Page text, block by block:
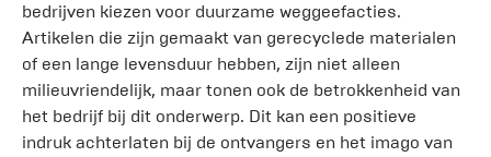
bedrijven kiezen voor duurzame weggeefacties.
Artikelen die zijn gemaakt van gerecyclede materialen
of een lange levensduur hebben, zijn niet alleen
milieuvriendelijk, maar tonen ook de betrokkenheid van
het bedrijf bij dit onderwerp. Dit kan een positieve
indruk achterlaten bij de ontvangers en het imago van